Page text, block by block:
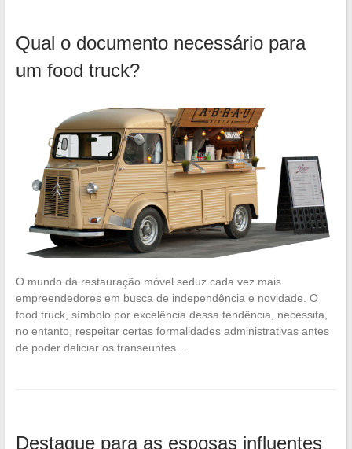
Qual o documento necessário para
um food truck?
O mundo da restauração móvel seduz cada vez mais
empreendedores em busca de independência e novidade. O
food truck, símbolo por excelência dessa tendência, necessita,
no entanto, respeitar certas formalidades administrativas antes
de poder deliciar os transeuntes…
Destaque para as esposas influentes